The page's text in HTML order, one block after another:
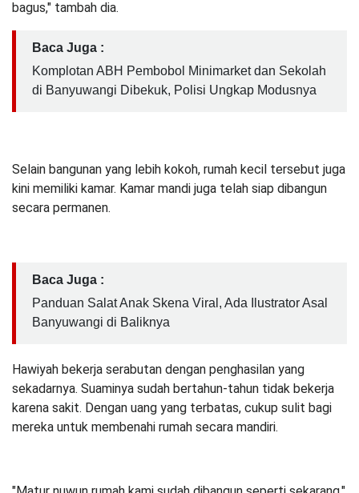
bagus," tambah dia.
Baca Juga :
Komplotan ABH Pembobol Minimarket dan Sekolah
di Banyuwangi Dibekuk, Polisi Ungkap Modusnya
Selain bangunan yang lebih kokoh, rumah kecil tersebut juga
kini memiliki kamar. Kamar mandi juga telah siap dibangun
secara permanen.
Baca Juga :
Panduan Salat Anak Skena Viral, Ada Ilustrator Asal
Banyuwangi di Baliknya
Hawiyah bekerja serabutan dengan penghasilan yang
sekadarnya. Suaminya sudah bertahun-tahun tidak bekerja
karena sakit. Dengan uang yang terbatas, cukup sulit bagi
mereka untuk membenahi rumah secara mandiri.